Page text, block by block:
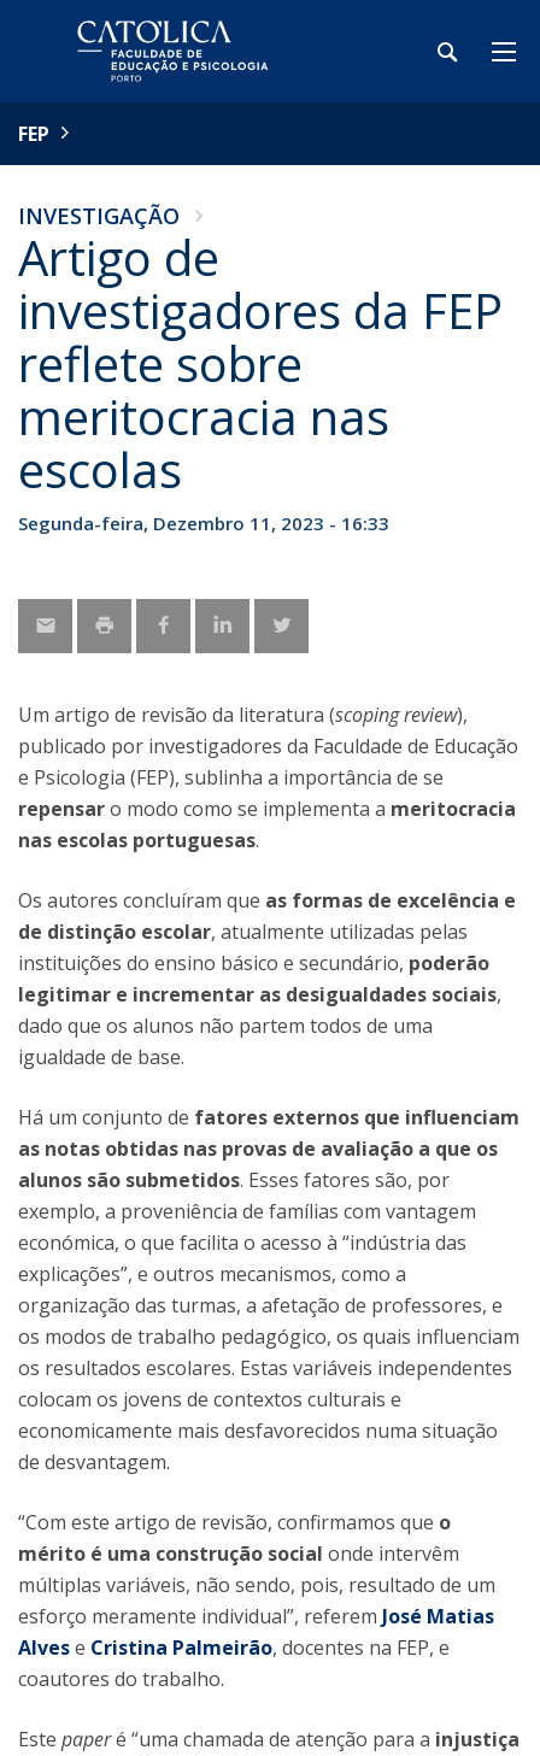
FEP
INVESTIGAÇÃO
Artigo de
investigadores da FEP
reflete sobre
meritocracia nas
escolas
Segunda-feira, Dezembro 11, 2023 - 16:33
Um artigo de revisão da literatura (scoping review),
publicado por investigadores da Faculdade de Educação
e Psicologia (FEP), sublinha a importância de se
repensaro modo como se implementa a meritocracia
nas escolas portuguesas.
Os autores concluíram que as formas de excelência e
de distinção escolar, atualmente utilizadas pelas
instituições do ensino básico e secundário, poderão
legitimar e incrementar as desigualdades sociais,
dado que os alunos não partem todos de uma
igualdade de base.
Há um conjunto de fatores externos que influenciam
as notas obtidas nas provas de avaliação a que os
alunos são submetidos. Esses fatores são, por
exemplo, a proveniência de famílias com vantagem
económica, o que facilita o acesso à “indústria das
explicações”, e outros mecanismos, como a
organização das turmas, a afetação de professores, e
os modos de trabalho pedagógico, os quais influenciam
os resultados escolares. Estas variáveis independentes
colocam os jovens de contextos culturais e
economicamente mais desfavorecidos numa situação
de desvantagem.
“Com este artigo de revisão, confirmamos que o
mérito é uma construção social onde intervêm
múltiplas variáveis, não sendo, pois, resultado de um
esforço meramente individual”, referem José Matias
Alvese Cristina Palmeirão, docentes na FEP, e
coautores do trabalho.
Este paperé “uma chamada de atenção para a injustiça